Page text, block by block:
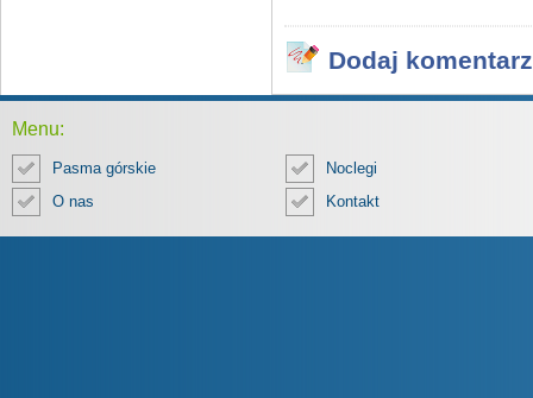
Dodaj komentarz
Menu:
Pasma górskie
Noclegi
O nas
Kontakt